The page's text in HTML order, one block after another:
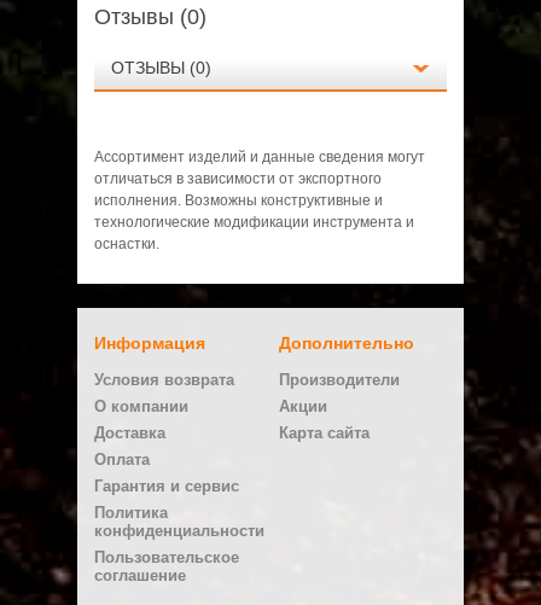
Отзывы (0)
ОТЗЫВЫ (0)
Написать отзыв
Ваше имя:
E-mail
Плюсы
Ассортимент изделий и данные сведения могут
отличаться в зависимости от экспортного
исполнения. Возможны конструктивные и
технологические модификации инструмента и
оснастки.
Информация
Условия возврата
О компании
Доставка
Оплата
Гарантия и сервис
Политика
конфиденциальности
Пользовательское
соглашение
Дополнительно
Производители
Акции
Карта сайта